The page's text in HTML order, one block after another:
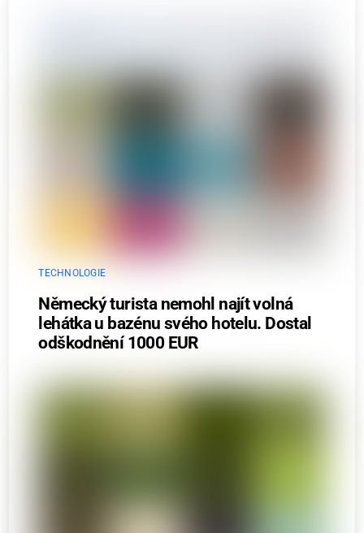
TECHNOLOGIE
Německý turista nemohl najít volná
lehátka u bazénu svého hotelu. Dostal
odškodnění 1000 EUR